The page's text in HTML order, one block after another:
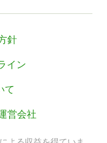
針
イン
て
営会社